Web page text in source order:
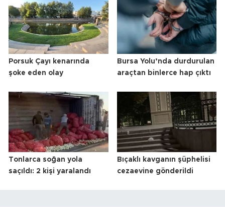
Porsuk Çayı kenarında
şoke eden olay
Bursa Yolu’nda durdurulan
araçtan binlerce hap çıktı
Tonlarca soğan yola
saçıldı: 2 kişi yaralandı
Bıçaklı kavganın şüphelisi
cezaevine gönderildi